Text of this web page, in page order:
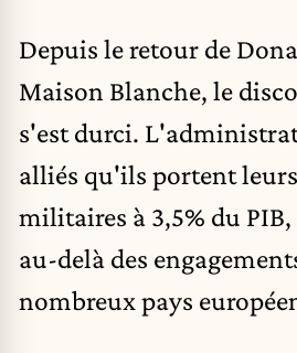
Depuis le retour de
Maison Blanche, le
s'est durci.
alliés qu'ils portent leurs
militaires à 3,5% du
au-delà des
nombreux pays